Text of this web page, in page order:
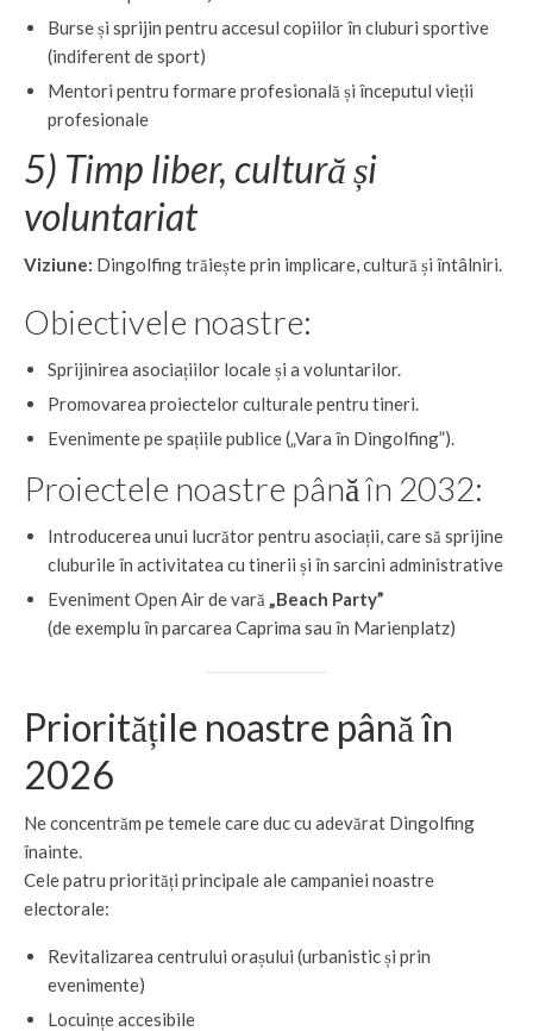
Burse și sprijin pentru accesul copiilor în cluburi sportive
(indiferent de sport)
Mentori pentru formare profesională și începutul vieții
profesionale
5) Timp liber, cultură și
voluntariat
Viziune: Dingolfing trăiește prin implicare, cultură și întâlniri.
Obiectivele noastre:
Sprijinirea asociațiilor locale și a voluntarilor.
Promovarea proiectelor culturale pentru tineri.
Evenimente pe spațiile publice („Vara în Dingolfing”).
Proiectele noastre până în 2032:
Introducerea unui lucrător pentru asociații, care să sprijine
cluburile în activitatea cu tinerii și în sarcini administrative
Eveniment Open Air de vară „Beach Party”
(de exemplu în parcarea Caprima sau în Marienplatz)
Prioritățile noastre până în
2026
Ne concentrăm pe temele care duc cu adevărat Dingolfing
înainte.
Cele patru priorități principale ale campaniei noastre
electorale:
Revitalizarea centrului orașului (urbanistic și prin
evenimente)
Locuințe accesibile